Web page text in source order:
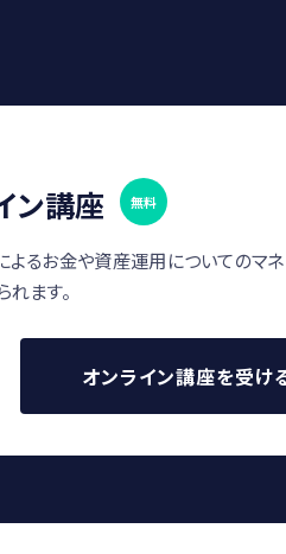
ン講座 無料
よるお金や資産運用についてのマ
ます。
オンライン講座を受け